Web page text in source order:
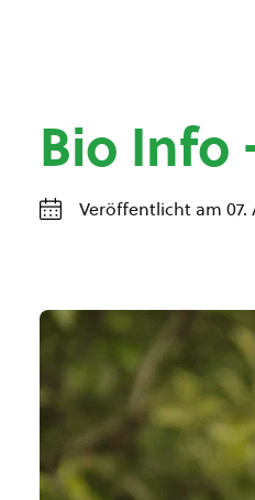
Bio Info
Veröffentlicht am 07.